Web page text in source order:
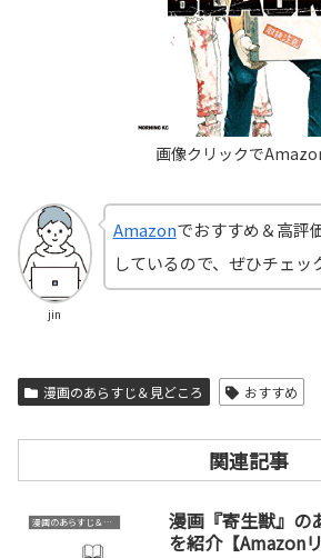
jin
Amazonでおすすめ＆高評
しているので、ぜひチェッ
漫画のあらすじ＆見どころ おすすめ
関連記事
漫画のあらすじ＆見どころ
漫画『寄生獣』の
を紹介【Amazon